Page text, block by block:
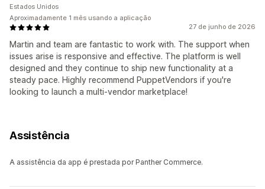
27 de junho de 2026
Martin and team are fantastic to work with. The support when
issues arise is responsive and effective. The platform is well
designed and they continue to ship new functionality at a
steady pace. Highly recommend PuppetVendors if you're
looking to launch a multi-vendor marketplace!
Estados Unidos
Aproximadamente 1 mês usando a aplicação
Assistência
A assistência da app é prestada por Panther Commerce.